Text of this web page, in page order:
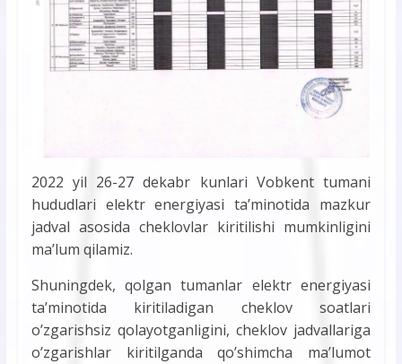
2022 yil 26-27 dekabr kunlari Vobkent tumani
hududlari elektr energiyasi ta’minotida mazkur
jadval asosida cheklovlar kiritilishi mumkinligini
ma’lum qilamiz.
Shuningdek, qolgan tumanlar elektr energiyasi
ta’minotida kiritiladigan cheklov soatlari
o’zgarishsiz qolayotganligini, cheklov jadvallariga
o’zgarishlar kiritilganda qo’shimcha ma’lumot